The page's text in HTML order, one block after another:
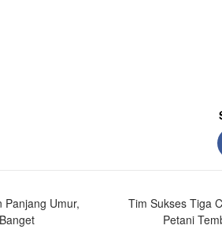
Panjang Umur,
Tim Sukses Tiga
Petani